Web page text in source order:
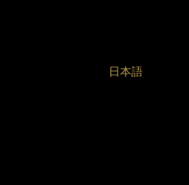
日本語